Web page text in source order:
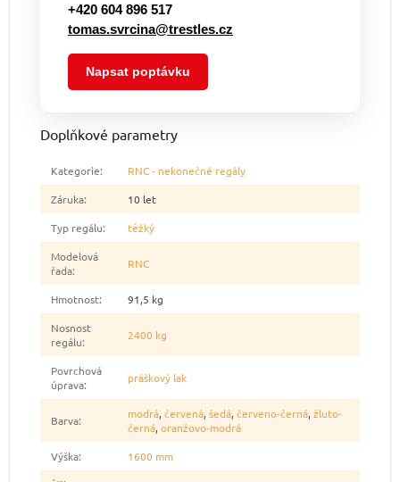
+420 604 896 517
tomas.svrcina@trestles.cz
Napsat poptávku
Doplňkové parametry
Kategorie:
RNC - nekonečné regály
Záruka:
10 let
Typ regálu:
těžký
Modelová
řada: RNC
Hmotnost:
91,5 kg
Nosnost
regálu: 2400 kg
Povrchová
úprava: práškový lak
Barva: modrá, červená, šedá, červeno-černá, žluto-
černá, oranžovo-modrá
Výška:
1600 mm